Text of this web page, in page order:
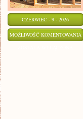
CZERWIEC - 9 - 2026
MOŻLIWOŚĆ KOMENTOWANIA